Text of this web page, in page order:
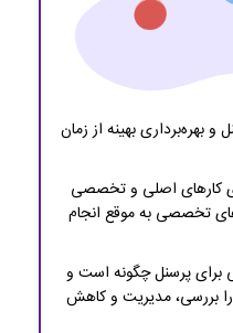
بهینه از زمان
کارهای اصلی و تخصصی
تخصصی به موقع انجام
برای پرسنل چگونه است و
بررسی، مدیریت و کاهش